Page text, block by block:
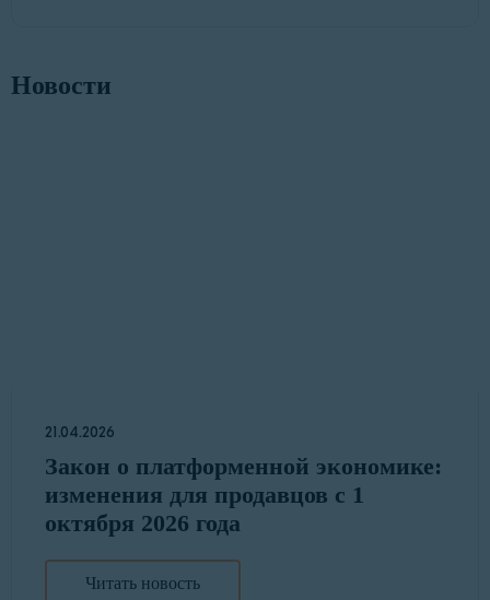
Новости
21.04.2026
Закон о платформенной экономике:
изменения для продавцов с 1
октября 2026 года
Читать новость